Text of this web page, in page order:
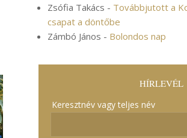
Zsófia Takács - Továbbjutott a
csapat a döntőbe
Zámbó János - Bolondos nap
HÍRLEVÉL
Keresztnév vagy teljes név